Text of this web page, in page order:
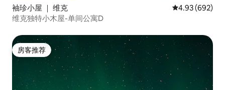
袖珍小屋 ｜ 维克 平均评分 4.93
4.93 (692)
维克独特小木屋-单间公寓D
房客推荐
房客推荐